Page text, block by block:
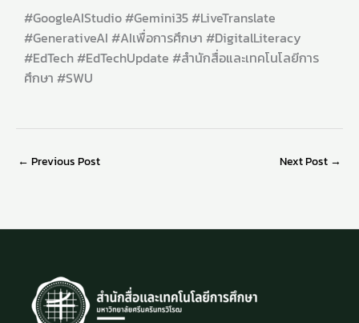
#GoogleAIStudio #Gemini35 #LiveTranslate
#GenerativeAI #AIเพื่อการศึกษา #DigitalLiteracy
#EdTech #EdTechUpdate #สำนักสื่อและเทคโนโลยีการ
ศึกษา #SWU
← Previous Post Next Post →